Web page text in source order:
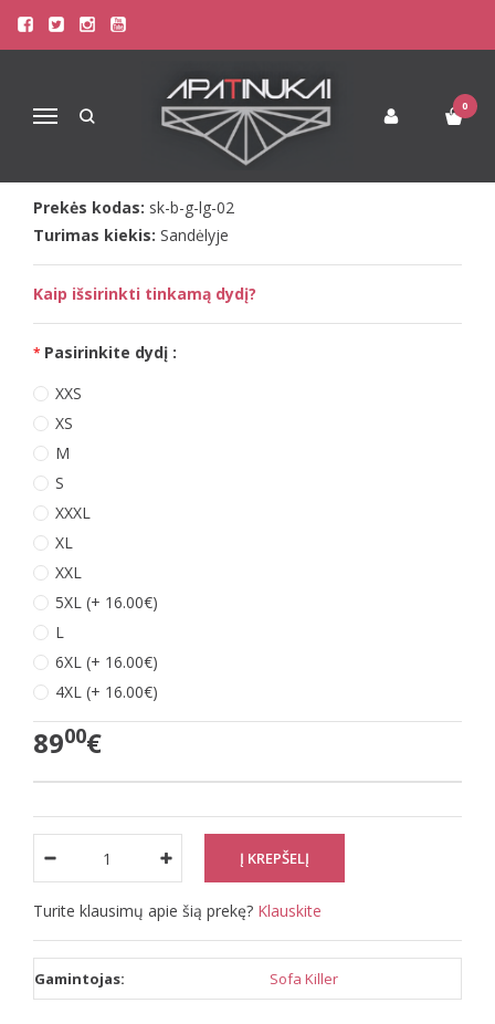
Navigacija
0
Pagrindinis Kombinezonai
Sofa Killer trispalvis kombinezonas Grey
SOFA KILLER TRISPALVIS
KOMBINEZONAS GREY
Prekės kodas: sk-b-g-lg-02
Turimas kiekis: Sandėlyje
Kaip išsirinkti tinkamą dydį?
Pasirinkite dydį :
XXS
XS
M
S
XXXL
XL
XXL
5XL (+ 16.00€)
L
6XL (+ 16.00€)
4XL (+ 16.00€)
8900€
Turite klausimų apie šią prekę? Klauskite
Gamintojas: Sofa Killer